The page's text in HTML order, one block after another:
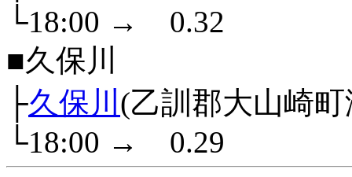
└18:00 →
0.32
■久保川
├久保川 (乙訓郡大山崎
└18:00 →
0.29